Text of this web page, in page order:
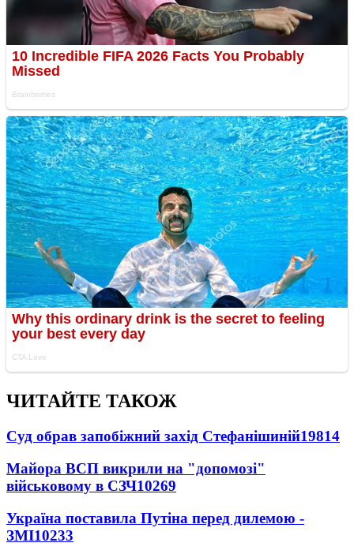
ЧИТАЙТЕ ТАКОЖ
Суд обрав запобіжний захід Стефанішиній19814
Майора ВСП викрили на "допомозі"
військовому в СЗЧ10269
Україна поставила Путіна перед дилемою -
ЗМІ10233